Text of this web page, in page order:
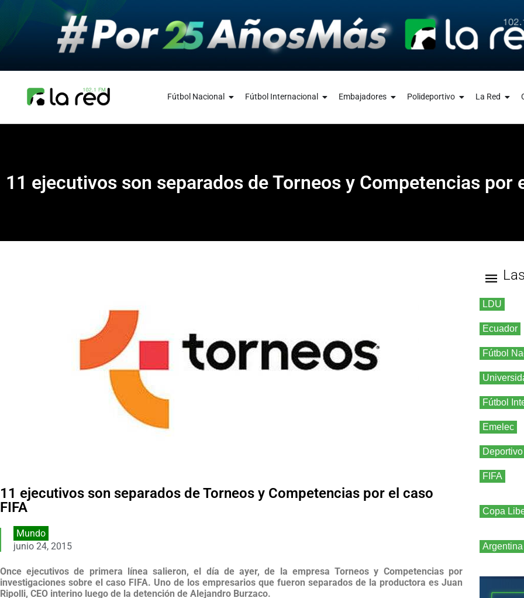
Fútbol Nacional Fútbol Internacional Embajadores Polideportivo La Red
11 ejecutivos son separados de Torneos y Competencias por
11 ejecutivos son separados de Torneos y Competencias por el caso
FIFA
Mundo
junio 24, 2015
Once ejecutivos de primera línea salieron, el día de ayer, de la empresa Torneos y Competencias por
investigaciones sobre el caso FIFA. Uno de los empresarios que fueron separados de la productora es Juan
Ripolli, CEO interino luego de la detención de Alejandro Burzaco.
LDU
Ecuador
Fútbol
Fútbol
Emelec
FIFA
Copa
Argentina